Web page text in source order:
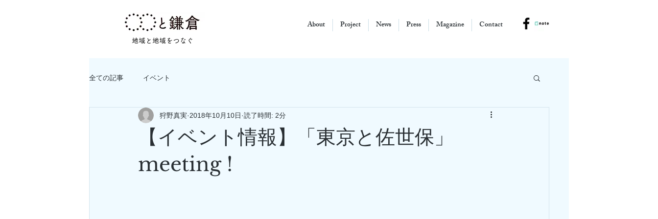
About Project News Press Magazine Contact
​地域と地域をつなぐ
全ての記事 イベント
【イベント情報】「東京と佐世保」
meeting !
狩野真実 2018年10月10日 読了時間: 2分